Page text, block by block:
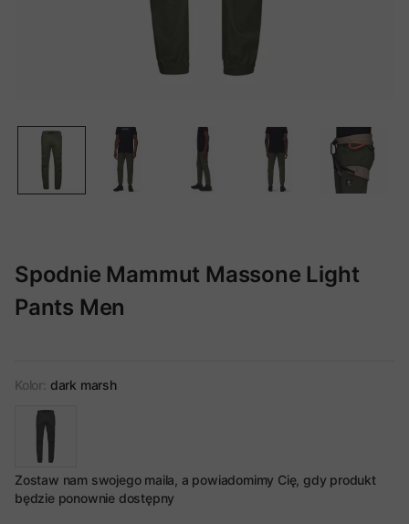
Spodnie Mammut Massone Light
Pants Men
Kolor: dark marsh
Zostaw nam swojego maila, a powiadomimy Cię, gdy produkt
będzie ponownie dostępny